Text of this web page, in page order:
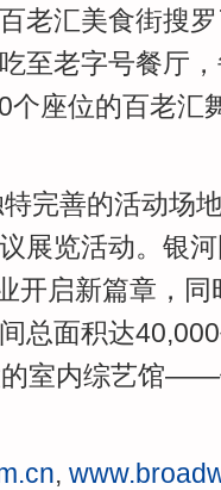
老汇美食街搜
至老字号餐厅
个座位的百老汇
特完善的活动场
展览活动。银
开启新篇章，
总面积达
室内综艺馆
,